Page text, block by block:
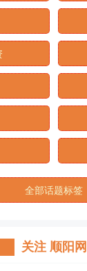
全部话题标签
关注 顺阳网